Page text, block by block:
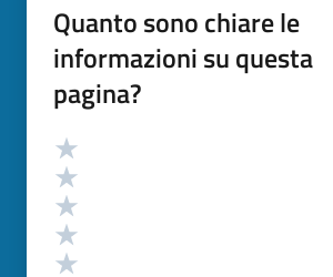
Quanto sono chiare le
informazioni su questa
pagina?
Valutazione